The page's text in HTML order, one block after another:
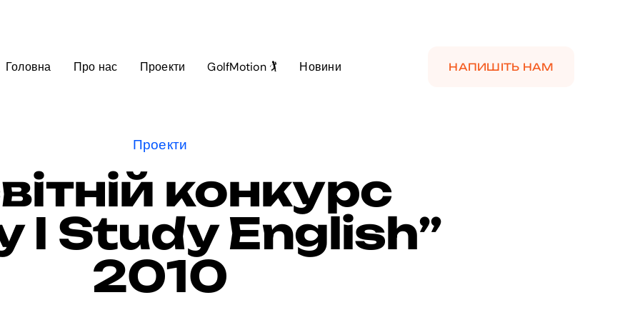
Головна Про нас Проекти GolfMotion 🏌️ Новини НАПИШІТЬ НАМ
Проекти
конкурс
I Study English”
2010